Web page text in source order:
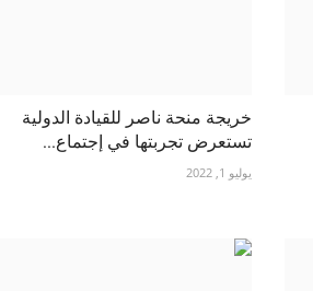
خريجة منحة ناصر للقيادة الدولية
تستعرض تجربتها في إجتماع...
يوليو 1, 2022